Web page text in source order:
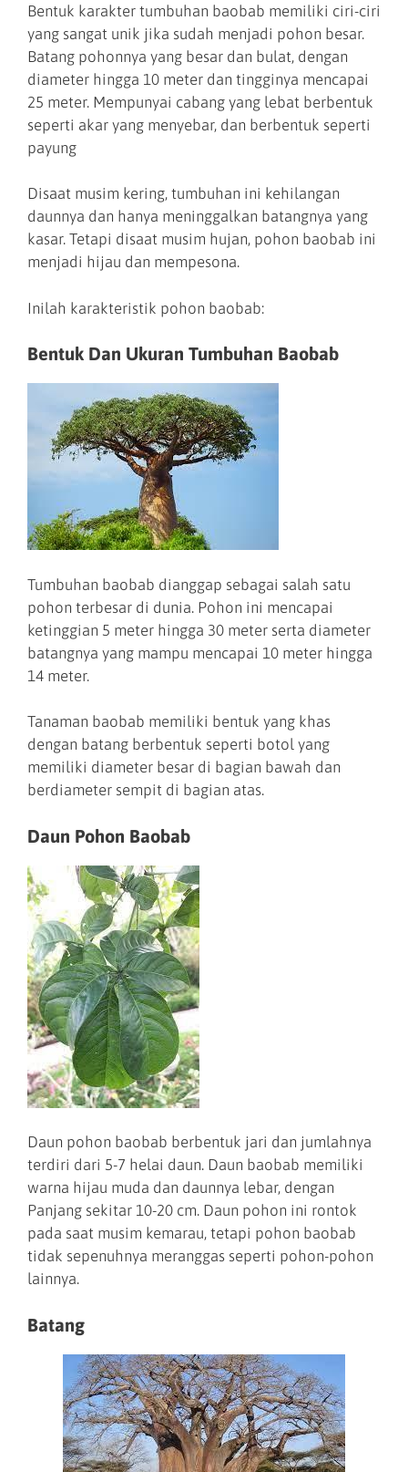
Bentuk karakter tumbuhan baobab memiliki ciri-ciri
yang sangat unik jika sudah menjadi pohon besar.
Batang pohonnya yang besar dan bulat, dengan
diameter hingga 10 meter dan tingginya mencapai
25 meter. Mempunyai cabang yang lebat berbentuk
seperti akar yang menyebar, dan berbentuk seperti
payung
Disaat musim kering, tumbuhan ini kehilangan
daunnya dan hanya meninggalkan batangnya yang
kasar. Tetapi disaat musim hujan, pohon baobab ini
menjadi hijau dan mempesona.
Inilah karakteristik pohon baobab:
Bentuk Dan Ukuran Tumbuhan Baobab
Tumbuhan baobab dianggap sebagai salah satu
pohon terbesar di dunia. Pohon ini mencapai
ketinggian 5 meter hingga 30 meter serta diameter
batangnya yang mampu mencapai 10 meter hingga
14 meter.
Tanaman baobab memiliki bentuk yang khas
dengan batang berbentuk seperti botol yang
memiliki diameter besar di bagian bawah dan
berdiameter sempit di bagian atas.
Daun Pohon Baobab
Daun pohon baobab berbentuk jari dan jumlahnya
terdiri dari 5-7 helai daun. Daun baobab memiliki
warna hijau muda dan daunnya lebar, dengan
Panjang sekitar 10-20 cm. Daun pohon ini rontok
pada saat musim kemarau, tetapi pohon baobab
tidak sepenuhnya meranggas seperti pohon-pohon
lainnya.
Batang